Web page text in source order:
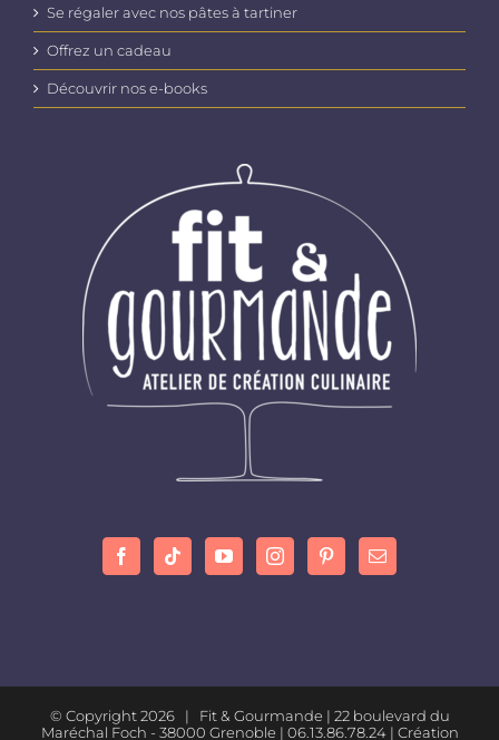
Se régaler avec nos pâtes à tartiner
Offrez un cadeau
Découvrir nos e-books
© Copyright2026 | Fit & Gourmande | 22 boulevard du
Maréchal Foch - 38000 Grenoble | 06.13.86.78.24 | Création